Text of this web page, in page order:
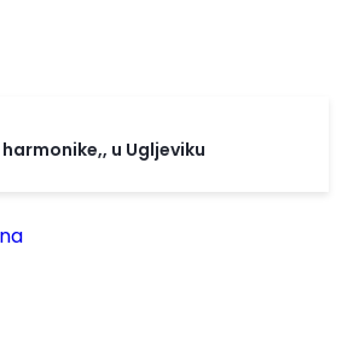
u Ugljeviku